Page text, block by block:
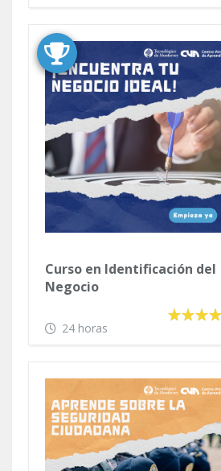
Curso en Identificación del
Negocio
24 horas